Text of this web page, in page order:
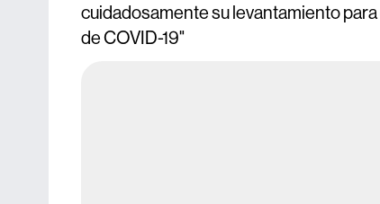
cuidadosamente su levantamiento
de COVID-19"